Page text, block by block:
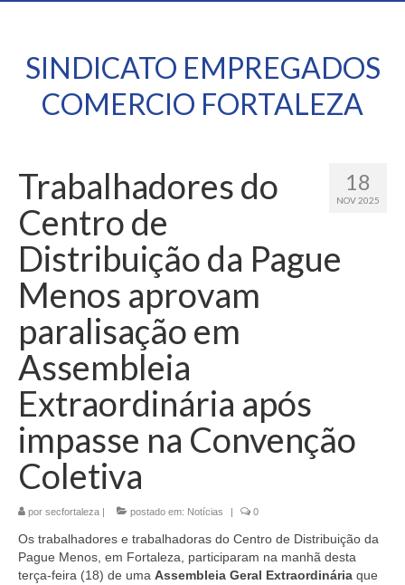
SINDICATO EMPREGADOS
COMERCIO FORTALEZA
18
NOV 2025
Trabalhadores do
Centro de
Distribuição da Pague
Menos aprovam
paralisação em
Assembleia
Extraordinária após
impasse na Convenção
Coletiva
por secfortaleza | postado em: Notícias | 0
Os trabalhadores e trabalhadoras do Centro de Distribuição da
Pague Menos, em Fortaleza, participaram na manhã desta
terça-feira (18) de uma Assembleia Geral Extraordinária que